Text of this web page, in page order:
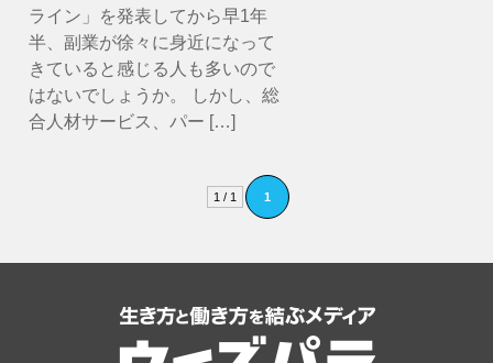
ライン」を発表してから早1年
半、副業が徐々に身近になって
きていると感じる人も多いので
はないでしょうか。 しかし、総
合人材サービス、パー […]
1 / 1 1